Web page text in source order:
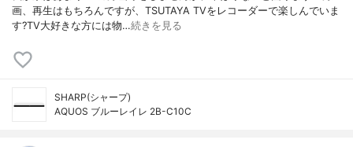
画、再生はもちろんですが、TSUTAYA TVをレコーダーで楽しんでいま
す?TV大好きな方には物…続きを見る
SHARP(シャープ)
AQUOS ブルーレイレ 2B-C10C